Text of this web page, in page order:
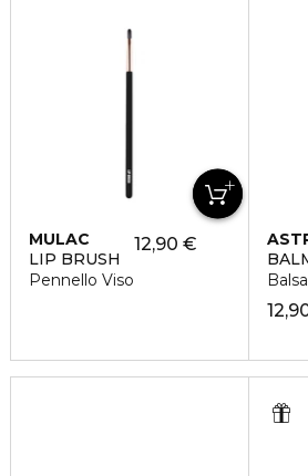
MULAC
LIP BRUSH
Pennello Viso
12,90 €